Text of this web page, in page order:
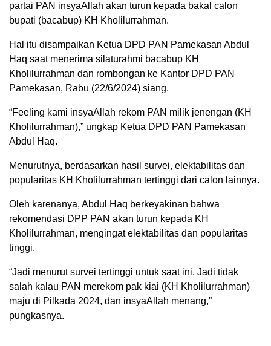
partai PAN insyaAllah akan turun kepada bakal calon
bupati (bacabup) KH Kholilurrahman.
Hal itu disampaikan Ketua DPD PAN Pamekasan Abdul
Haq saat menerima silaturahmi bacabup KH
Kholilurrahman dan rombongan ke Kantor DPD PAN
Pamekasan, Rabu (22/6/2024) siang.
“Feeling kami insyaAllah rekom PAN milik jenengan (KH
Kholilurrahman),” ungkap Ketua DPD PAN Pamekasan
Abdul Haq.
Menurutnya, berdasarkan hasil survei, elektabilitas dan
popularitas KH Kholilurrahman tertinggi dari calon lainnya.
Oleh karenanya, Abdul Haq berkeyakinan bahwa
rekomendasi DPP PAN akan turun kepada KH
Kholilurrahman, mengingat elektabilitas dan popularitas
tinggi.
“Jadi menurut survei tertinggi untuk saat ini. Jadi tidak
salah kalau PAN merekom pak kiai (KH Kholilurrahman)
maju di Pilkada 2024, dan insyaAllah menang,”
pungkasnya.